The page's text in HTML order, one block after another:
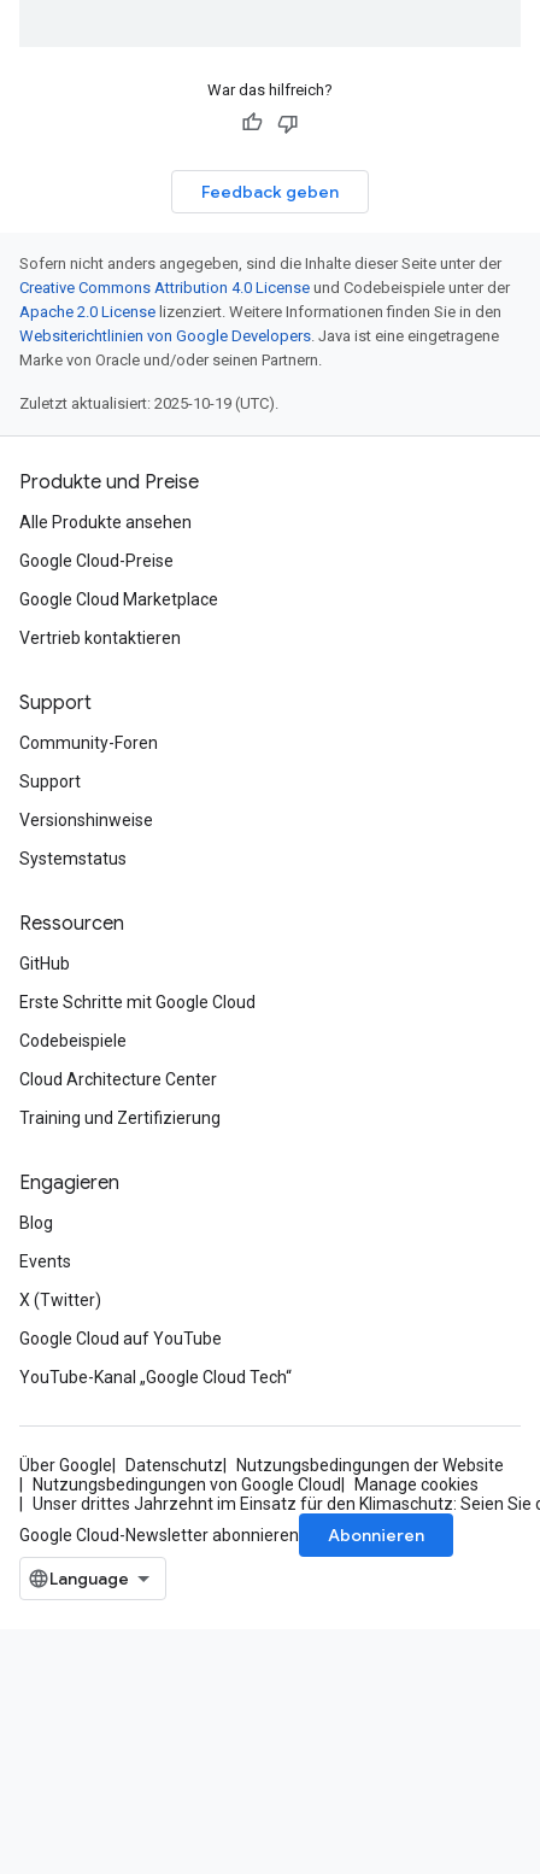
War das hilfreich?
Feedback geben
Sofern nicht anders angegeben, sind die Inhalte dieser Seite unter der
Creative Commons Attribution 4.0 License und Codebeispiele unter der
Apache 2.0 License lizenziert. Weitere Informationen finden Sie in den
Websiterichtlinien von Google Developers. Java ist eine eingetragene
Marke von Oracle und/oder seinen Partnern.
Zuletzt aktualisiert: 2025-10-19 (UTC).
Produkte und Preise
Alle Produkte ansehen
Google Cloud-Preise
Google Cloud Marketplace
Vertrieb kontaktieren
Support
Community-Foren
Support
Versionshinweise
Systemstatus
Ressourcen
GitHub
Erste Schritte mit Google Cloud
Codebeispiele
Cloud Architecture Center
Training und Zertifizierung
Engagieren
Blog
Events
X (Twitter)
Google Cloud auf YouTube
YouTube-Kanal „Google Cloud Tech“
Über Google Datenschutz
Nutzungsbedingungen der Website
Nutzungsbedingungen von Google Cloud
Manage cookies
Unser drittes Jahrzehnt im Einsatz für den Klimaschutz: Seien Sie
Google Cloud-Newsletter abonnieren
Abonnieren